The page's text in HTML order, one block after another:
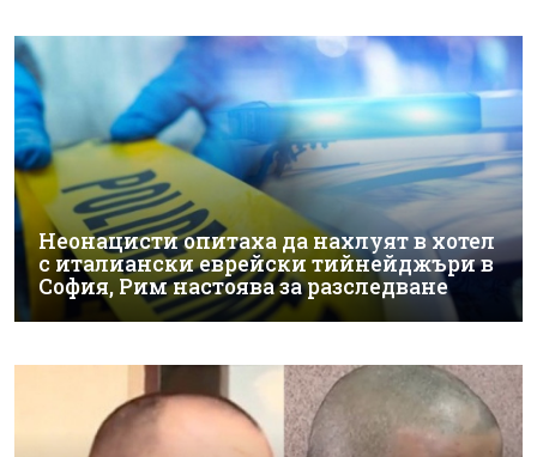
Неонацисти опитаха да нахлуят в хотел
с италиански еврейски тийнейджъри в
София, Рим настоява за разследване